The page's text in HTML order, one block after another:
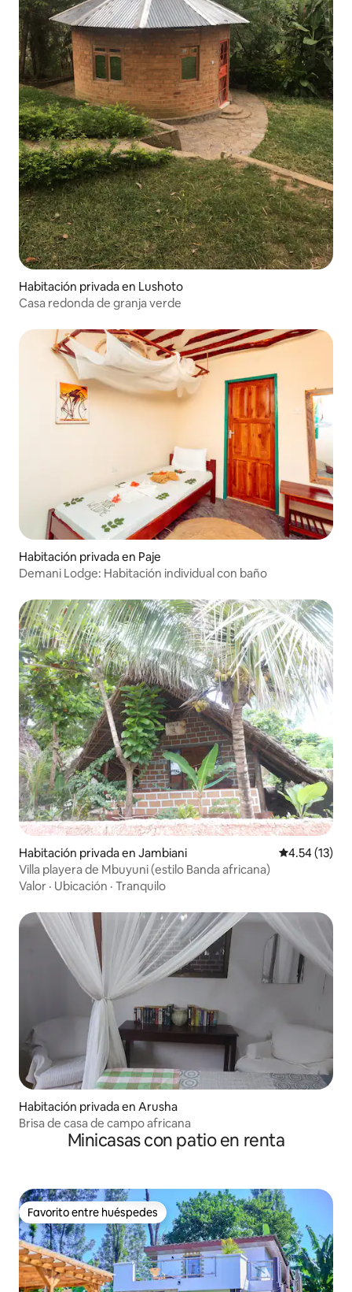
Habitación privada en Lushoto
Casa redonda de granja verde
Habitación privada en Paje
Demani Lodge: Habitación individual con baño
Habitación privada en Jambiani Calificación
4.54 (13)
Villa playera de Mbuyuni (estilo Banda africana)
Valor · Ubicación · Tranquilo
Habitación privada en Arusha
Brisa de casa de campo africana
Minicasas con patio en renta
Favorito entre huéspedes
Favorito entre huéspedes